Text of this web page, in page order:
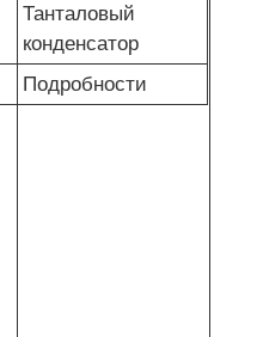
Танталовый
конденсатор
Подробности